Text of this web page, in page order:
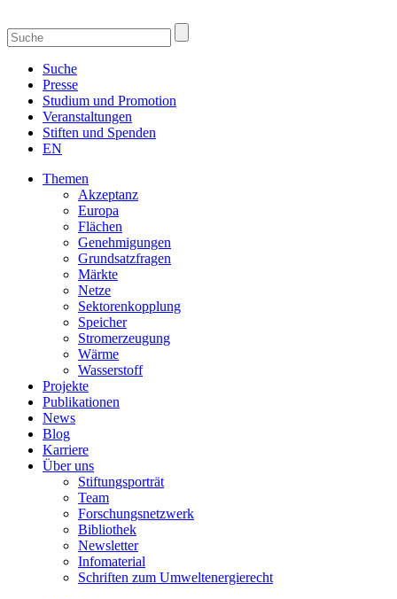
Suche
Presse
Studium und Promotion
Veranstaltungen
Stiften und Spenden
EN
Themen
Akzeptanz
Europa
Flächen
Genehmigungen
Grundsatzfragen
Märkte
Netze
Sektorenkopplung
Speicher
Stromerzeugung
Wärme
Wasserstoff
Projekte
Publikationen
News
Blog
Karriere
Über uns
Stiftungsporträt
Team
Forschungsnetzwerk
Bibliothek
Newsletter
Infomaterial
Schriften zum Umweltenergierecht